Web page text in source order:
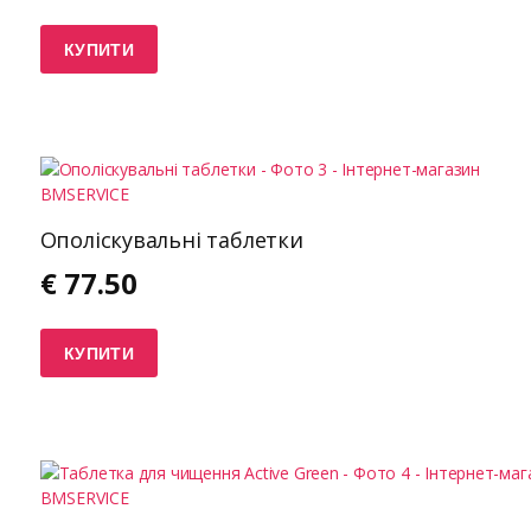
КУПИТИ
Ополіскувальні таблетки
€ 77.50
КУПИТИ